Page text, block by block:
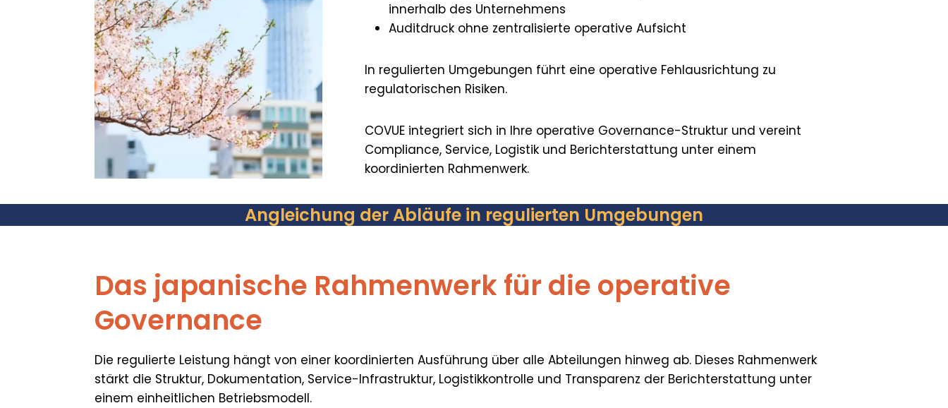
innerhalb des Unternehmens
Auditdruck ohne zentralisierte operative Aufsicht
In regulierten Umgebungen führt eine operative Fehlausrichtung zu
regulatorischen Risiken.
COVUE integriert sich in Ihre operative Governance-Struktur und vereint
Compliance, Service, Logistik und Berichterstattung unter einem
koordinierten Rahmenwerk.
Angleichung der Abläufe in regulierten Umgebungen
Das japanische Rahmenwerk für die operative
Governance
Die regulierte Leistung hängt von einer koordinierten Ausführung über alle Abteilungen hinweg ab. Dieses Rahmenwerk
stärkt die Struktur, Dokumentation, Service-Infrastruktur, Logistikkontrolle und Transparenz der Berichterstattung unter
einem einheitlichen Betriebsmodell.